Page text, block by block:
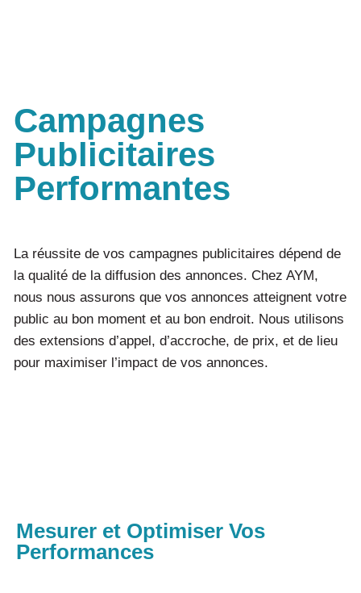
Campagnes
Publicitaires
Performantes
La réussite de vos campagnes publicitaires dépend de
la qualité de la diffusion des annonces. Chez AYM,
nous nous assurons que vos annonces atteignent votre
public au bon moment et au bon endroit. Nous utilisons
des extensions d’appel, d’accroche, de prix, et de lieu
pour maximiser l’impact de vos annonces.
Mesurer et Optimiser Vos
Performances